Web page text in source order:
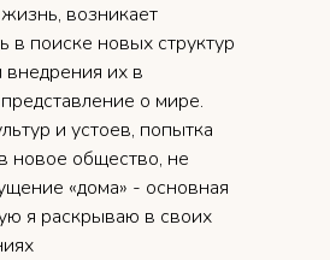
возникает
в поиске новых структур
внедрения их в
о мире.
и устоев, попытка
новое общество, не
«дома» - основная
я раскрываю в своих